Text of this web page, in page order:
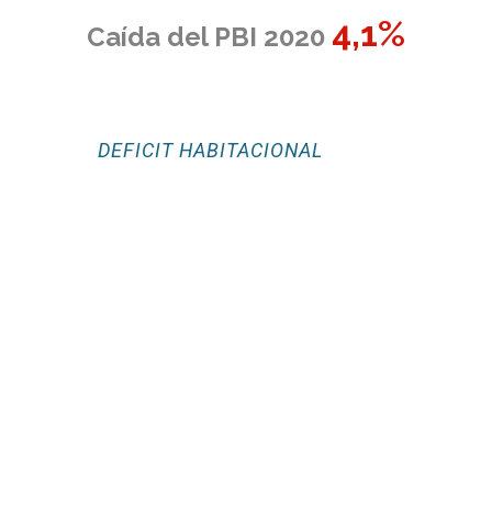
Caída del PBI 2020 4,1%
DEFICIT HABITACIONAL